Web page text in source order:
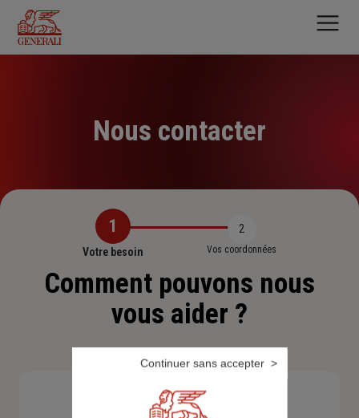
contenu
principal
Nous contacter
1
Votre besoin
2
Vos coordonnées
Comment pouvons nous
vous aider ?
Continuer sans accepter